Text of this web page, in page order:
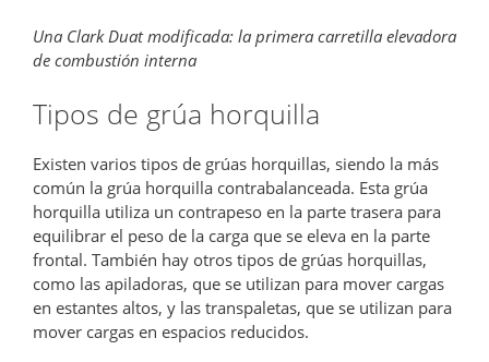
Una Clark Duat modificada: la primera carretilla elevadora
de combustión interna
Tipos de grúa horquilla
Existen varios tipos de grúas horquillas, siendo la más
común la grúa horquilla contrabalanceada. Esta grúa
horquilla utiliza un contrapeso en la parte trasera para
equilibrar el peso de la carga que se eleva en la parte
frontal. También hay otros tipos de grúas horquillas,
como las apiladoras, que se utilizan para mover cargas
en estantes altos, y las transpaletas, que se utilizan para
mover cargas en espacios reducidos.